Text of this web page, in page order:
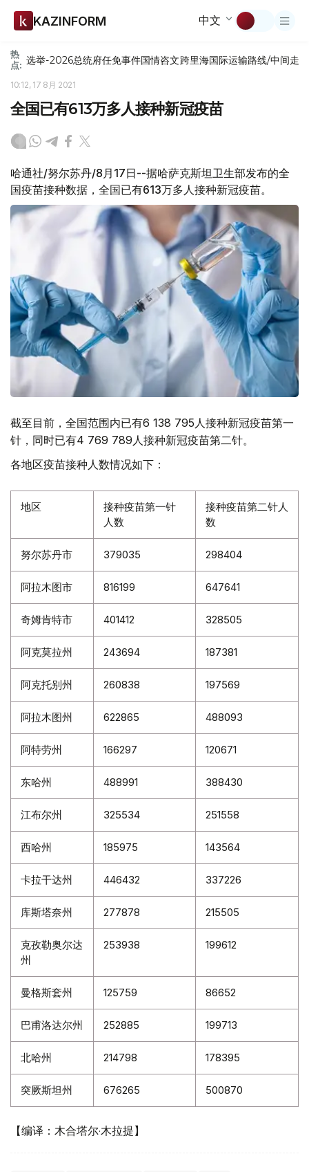
KAZINFORM 中文
热
点: 选举-2026总统府任免事件国情咨文跨里海国际运输路线/中间走廊
10:12, 17 8月 2021
全国已有613万多人接种新冠疫苗
哈通社/努尔苏丹/8月17日--据哈萨克斯坦卫生部发布的全
国疫苗接种数据，全国已有613万多人接种新冠疫苗。
截至目前，全国范围内已有6 138 795人接种新冠疫苗第一
针，同时已有4 769 789人接种新冠疫苗第二针。
各地区疫苗接种人数情况如下：
地区
接种疫苗第一针
人数
接种疫苗第二针人
数
努尔苏丹市 379035 298404
阿拉木图市 816199 647641
奇姆肯特市 401412 328505
阿克莫拉州 243694 187381
阿克托别州 260838 197569
阿拉木图州 622865 488093
阿特劳州 166297 120671
东哈州 488991 388430
江布尔州 325534 251558
西哈州 185975 143564
卡拉干达州 446432 337226
库斯塔奈州 277878 215505
克孜勒奥尔达
州
253938 199612
曼格斯套州 125759 86652
巴甫洛达尔州 252885 199713
北哈州 214798 178395
突厥斯坦州 676265 500870
【编译：木合塔尔·木拉提】